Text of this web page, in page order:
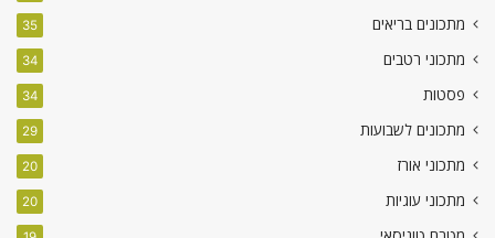
מתכונים בריאים 35
מתכוני רטבים 34
פסטות 34
מתכונים לשבועות 29
מתכוני אורז 20
מתכוני עוגיות 20